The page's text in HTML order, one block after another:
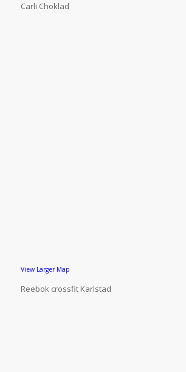
Carli Choklad
View Larger Map
Reebok crossfit Karlstad